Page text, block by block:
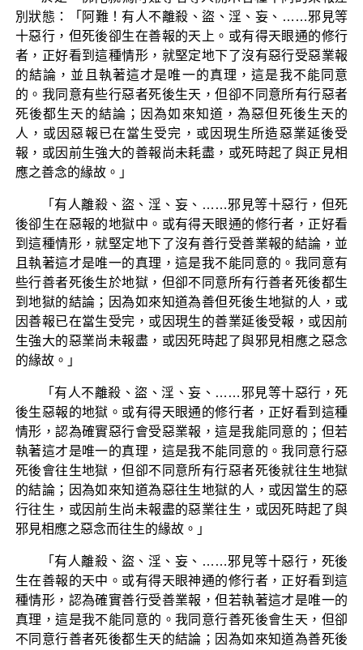
別狀態：「阿難！有人不離殺、盜、淫、妄、……邪見等
十惡行，但死後卻生在善報的天上。或有得天眼通的修行
者，正好看到這種情形，就堅定地下了沒有惡行受惡業報
的結論，並且執著這才是唯一的真理，這是我不能同意
的。我同意有些行惡者死後生天，但卻不同意所有行惡者
死後都生天的結論；因為如來知道，為惡但死後生天的
人，或因惡報已在當生受完，或因現生所造惡業延後受
報，或因前生強大的善報尚未耗盡，或死時起了與正見相
應之善念的緣故。」
「有人離殺、盜、淫、妄、……邪見等十惡行，但死
後卻生在惡報的地獄中。或有得天眼通的修行者，正好看
到這種情形，就堅定地下了沒有善行受善業報的結論，並
且執著這才是唯一的真理，這是我不能同意的。我同意有
些行善者死後生於地獄，但卻不同意所有行善者死後都生
到地獄的結論；因為如來知道為善但死後生地獄的人，或
因善報已在當生受完，或因現生的善業延後受報，或因前
生強大的惡業尚未報盡，或因死時起了與邪見相應之惡念
的緣故。」
「有人不離殺、盜、淫、妄、……邪見等十惡行，死
後生惡報的地獄。或有得天眼通的修行者，正好看到這種
情形，認為確實惡行會受惡業報，這是我能同意的；但若
執著這才是唯一的真理，這是我不能同意的。我同意行惡
死後會往生地獄，但卻不同意所有行惡者死後就往生地獄
的結論；因為如來知道為惡往生地獄的人，或因當生的惡
行往生，或因前生尚未報盡的惡業往生，或因死時起了與
邪見相應之惡念而往生的緣故。」
「有人離殺、盜、淫、妄、……邪見等十惡行，死後
生在善報的天中。或有得天眼神通的修行者，正好看到這
種情形，認為確實善行受善業報，但若執著這才是唯一的
真理，這是我不能同意的。我同意行善死後會生天，但卻
不同意行善者死後都生天的結論；因為如來知道為善死後